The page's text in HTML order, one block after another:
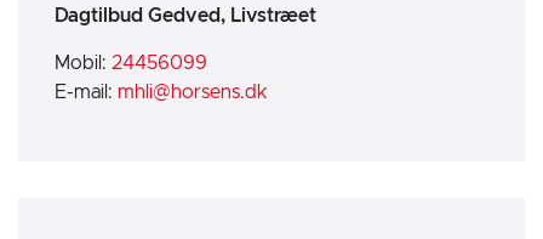
Dagtilbud Gedved, Livstræet
Mobil: 24456099
E-mail: mhli@horsens.dk